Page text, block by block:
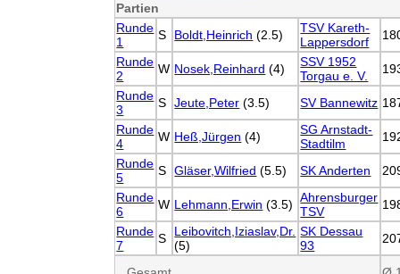
Partien
Runde
1
S Boldt,Heinrich (2.5)
TSV Kareth-
Lappersdorf
Runde
2
W Nosek,Reinhard (4)
SSV 1952
Torgau e. V.
Runde
3
S Jeute,Peter (3.5) SV Bannewitz
Runde
4
W Heß,Jürgen (4)
SG Arnstadt-
Stadtilm
Runde
5
S Gläser,Wilfried (5.5) SK Anderten
Runde
6
W Lehmann,Erwin (3.5) Ahrensburger
TSV
Runde
7
S
Leibovitch,Iziaslav,Dr.
(5)
SK Dessau
93